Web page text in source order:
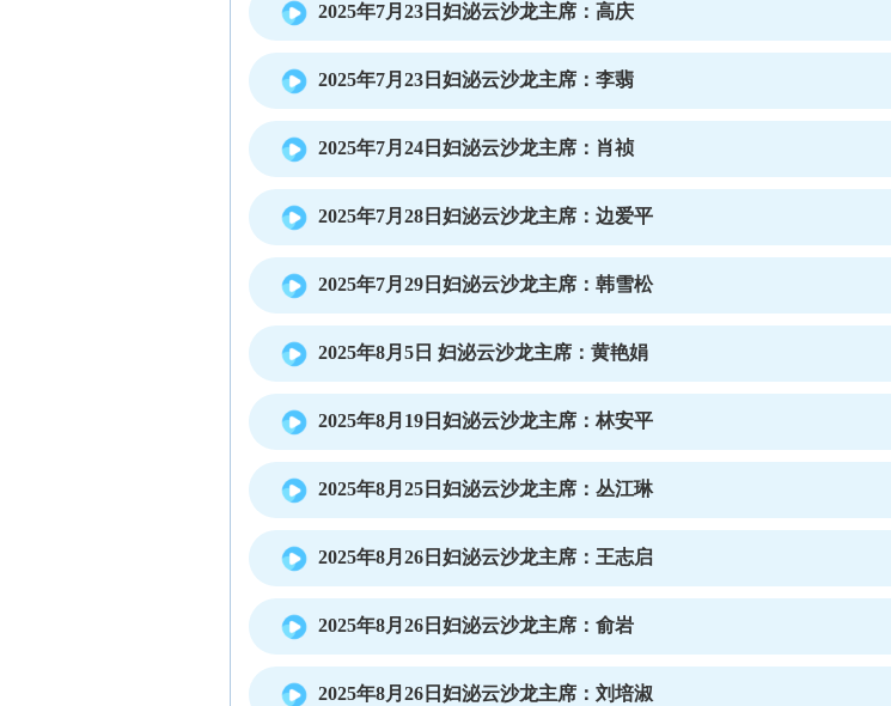
2025年7月23日妇泌云沙龙主席：高庆
2025年7月23日妇泌云沙龙主席：李翡
2025年7月24日妇泌云沙龙主席：肖祯
2025年7月28日妇泌云沙龙主席：边爱平
2025年7月29日妇泌云沙龙主席：韩雪松
2025年8月5日 妇泌云沙龙主席：黄艳娟
2025年8月19日妇泌云沙龙主席：林安平
2025年8月25日妇泌云沙龙主席：丛江琳
2025年8月26日妇泌云沙龙主席：王志启
2025年8月26日妇泌云沙龙主席：俞岩
2025年8月26日妇泌云沙龙主席：刘培淑